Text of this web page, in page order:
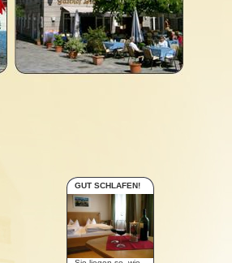
GUT SCHLAFEN!